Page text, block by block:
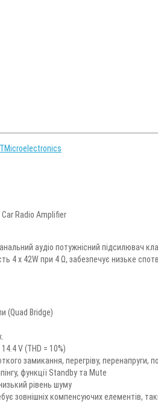
Car Radio Amplifier
аудіо потужнісний підсилювач
4 x 42W при 4 Ω, забезпечує низьке
(Quad Bridge)
V (THD = 10%)
замикання, перегріву, перенапруги,
функції Standby та Mute
рівень шуму
зовнішніх компенсуючих елементів,